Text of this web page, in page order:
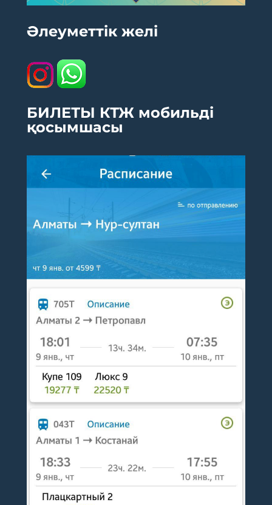
Әлеуметтік желі
БИЛЕТЫ КТЖ мобильді
қосымшасы